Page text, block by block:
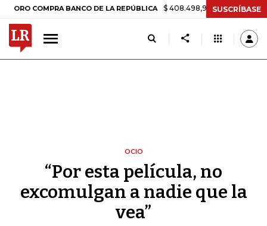
COMPRA BANCO DE LA REPÚBLICA $ 408.498,97 +$ 8.753,81 +2,19%
SUSCRÍBASE
OCIO
“Por esta película, no
excomulgan a nadie que la
vea”